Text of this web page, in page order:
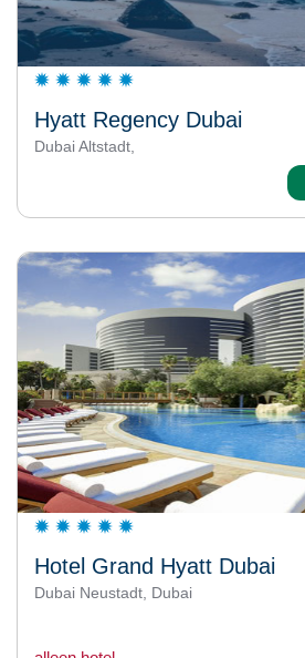
Hyatt Regency Dubai
Dubai Altstadt,
Hotel Grand Hyatt Dubai
Dubai Neustadt, Dubai